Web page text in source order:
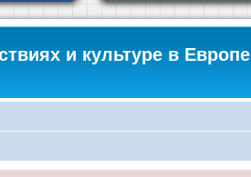
и культуре в Европе